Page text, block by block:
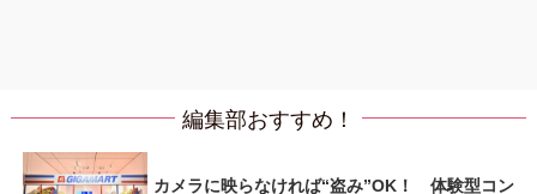
編集部おすすめ！
カメラに映らなければ“盗み”OK！ 体験型コン